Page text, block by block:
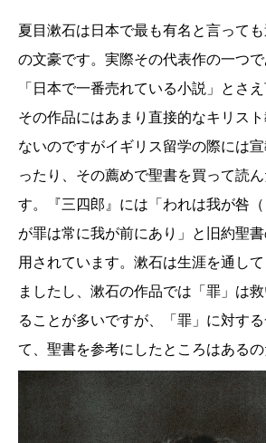
夏目漱石は日本で最も有名と言って
の文豪です。実際その代表作の一つ
「日本で一番売れている小説」とさ
その作品にはあまり直接的なキリス
ないのですがイギリス留学の際には
ったり、その薦めで聖書を買って読
す。『三四郎』には「われは我が咎
が罪は常に我が前にあり」と旧約聖書
用されています。漱石は生涯を通し
ましたし、漱石の作品では「罪」は
ることが多いですが、「罪」に対す
て、聖書を参考にしたところはあるの